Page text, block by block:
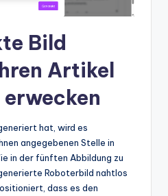
Bild
Artikel
erwecken
hat, wird es
angegebenen Stelle in
in der fünften Abbildung zu
Roboterbild nahtlos
dass es den